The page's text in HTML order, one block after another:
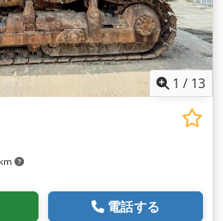
1 / 13
電話する